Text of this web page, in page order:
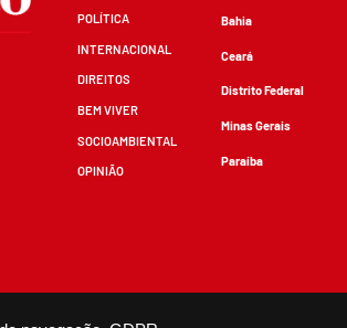
POLÍTICA
INTERNACIONAL
DIREITOS
BEM VIVER
SOCIOAMBIENTAL
OPINIÃO
Bahia
Ceará
Distrito Federal
Minas Gerais
Paraíba